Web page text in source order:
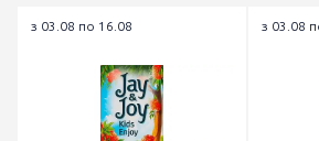
з 03.08 по 16.08 з 03.08